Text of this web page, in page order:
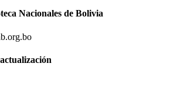
Nacionales de Bolivia